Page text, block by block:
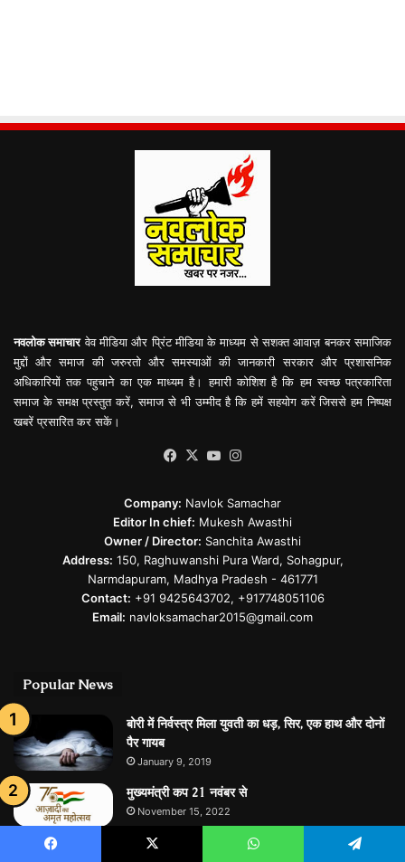
नवलोक समाचारवेव मीडिया और प्रिंट मीडिया के माध्यम से सशक्त आवाज़ बनकर समाजिक
मुद्दों और समाज की जरुरतो और समस्याओं की जानकारी सरकार और प्रशासनिक
अधिकारियों तक पहुचाने का एक माध्यम है। हमारी कोशिश है कि हम स्वच्छ पत्रकारिता
समाज के समक्ष प्रस्तुत करें, समाज से भी उम्मीद है कि हमें सहयोग करें जिससे हम निष्पक्ष
खबरें प्रसारित कर सकें।
Facebook
X YouTube
Company: Navlok Samachar
Editor In chief: Mukesh Awasthi
Owner / Director: Sanchita Awasthi
Address: 150, Raghuwanshi Pura Ward, Sohagpur,
Narmdapuram, Madhya Pradesh - 461771
Contact: +91 9425643702, +917748051106
Email: navloksamachar2015@gmail.com
Popular News
बोरी में निर्वस्त्र मिला युवती का धड़, सिर, एक हाथ और दोनों
पैर गायब
January 9, 2019
मुख्यमंत्री कप 21 नवंबर से
November 15, 2022
मध्‍यप्रदेश की सरकार भी जल्‍दी दे सकती है कर्मचारियों को